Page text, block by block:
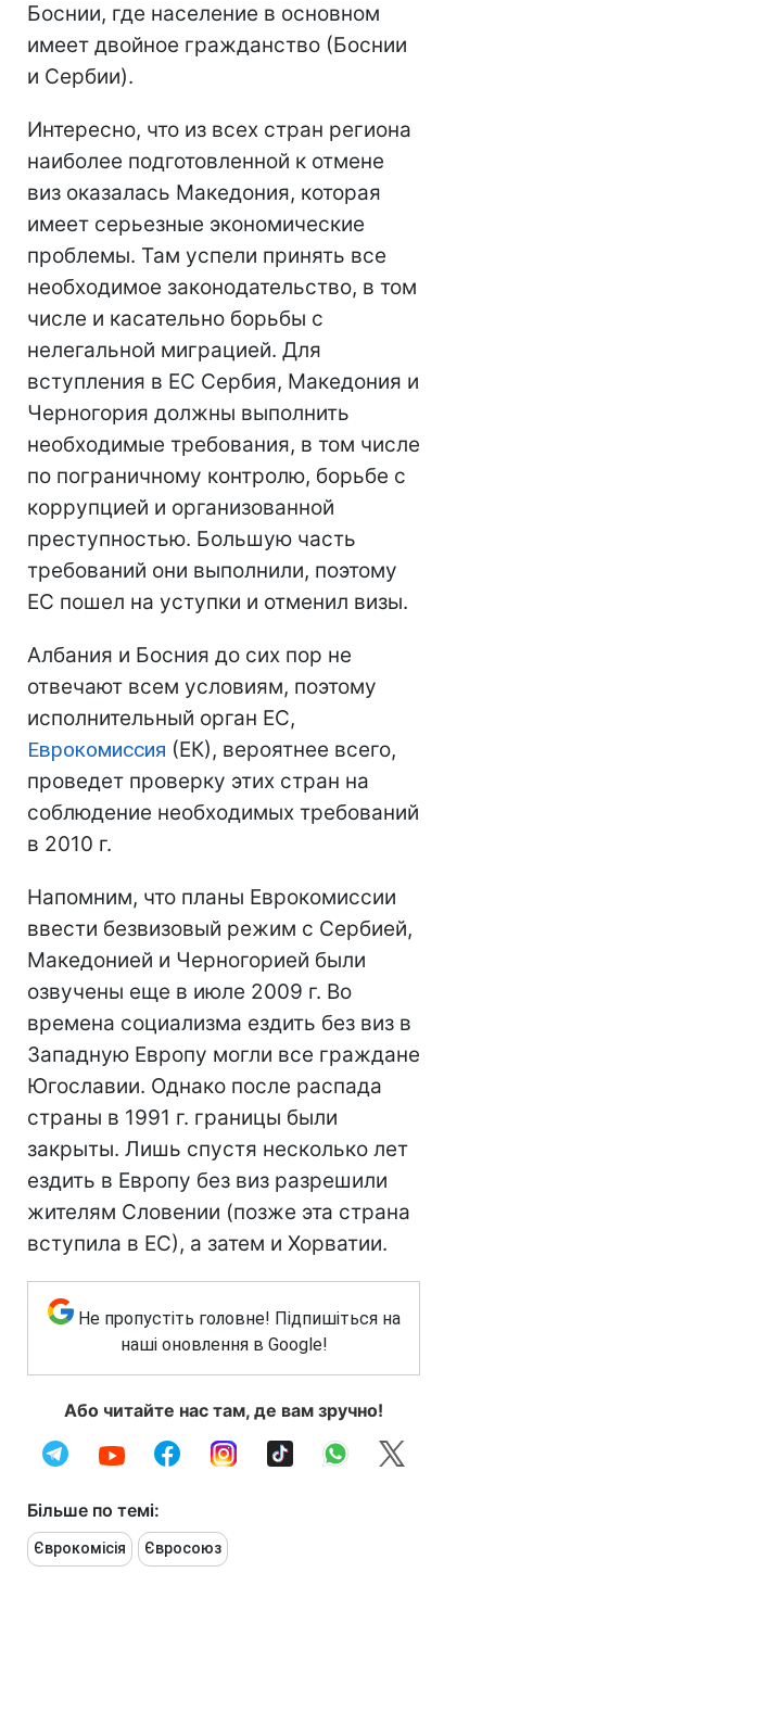
Боснии, где население в основном
имеет двойное гражданство (Боснии
и Сербии).
Интересно, что из всех стран региона
наиболее подготовленной к отмене
виз оказалась Македония, которая
имеет серьезные экономические
проблемы. Там успели принять все
необходимое законодательство, в том
числе и касательно борьбы с
нелегальной миграцией. Для
вступления в ЕС Сербия, Македония и
Черногория должны выполнить
необходимые требования, в том числе
по пограничному контролю, борьбе с
коррупцией и организованной
преступностью. Большую часть
требований они выполнили, поэтому
ЕС пошел на уступки и отменил визы.
Албания и Босния до сих пор не
отвечают всем условиям, поэтому
исполнительный орган ЕС,
Еврокомиссия (ЕК), вероятнее всего,
проведет проверку этих стран на
соблюдение необходимых требований
в 2010 г.
Напомним, что планы Еврокомиссии
ввести безвизовый режим с Сербией,
Македонией и Черногорией были
озвучены еще в июле 2009 г. Во
времена социализма ездить без виз в
Западную Европу могли все граждане
Югославии. Однако после распада
страны в 1991 г. границы были
закрыты. Лишь спустя несколько лет
ездить в Европу без виз разрешили
жителям Словении (позже эта страна
вступила в ЕС), а затем и Хорватии.
Не пропустіть головне! Підпишіться на
наші оновлення в Google!
Або читайте нас там, де вам зручно!
Більше по темі:
Єврокомісія Євросоюз